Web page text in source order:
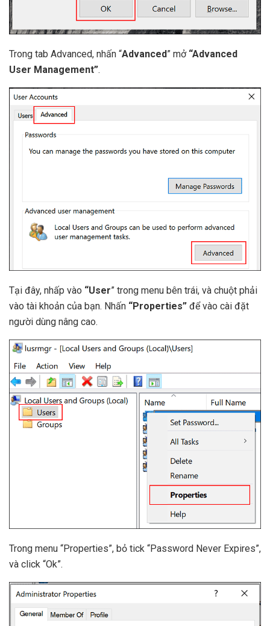
Trong tab Advanced, nhấn “Advanced” mở “Advanced
User Management”.
Tại đây, nhấp vào “User” trong menu bên trái, và chuột phải
vào tài khoản của bạn. Nhấn “Properties” để vào cài đặt
người dùng nâng cao.
Trong menu “Properties”, bỏ tick “Password Never Expires”,
và click “Ok”.